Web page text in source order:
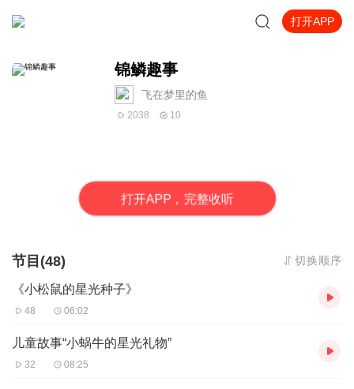
打开APP
锦鳞趣事
飞在梦里的鱼
2038 10
打开APP，完整收听
节目(48) 切换顺序
《小松鼠的星光种子》
48 06:02
儿童故事“小蜗牛的星光礼物”
32 08:25